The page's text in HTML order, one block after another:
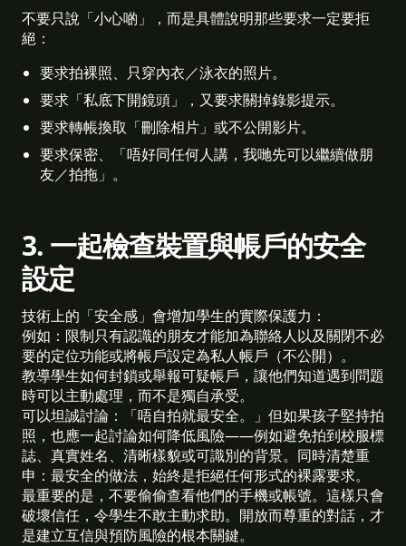
不要只說「小心啲」，而是具體說明那些要求一定要拒
絕：
要求拍裸照、只穿內衣／泳衣的照片。
要求「私底下開鏡頭」，又要求關掉錄影提示。
要求轉帳換取「刪除相片」或不公開影片。
要求保密、「唔好同任何人講，我哋先可以繼續做朋
友／拍拖」。
3. 一起檢查裝置與帳戶的安全
設定
技術上的「安全感」會增加學生的實際保護力：
例如：限制只有認識的朋友才能加為聯絡人以及關閉不必
要的定位功能或將帳戶設定為私人帳戶（不公開）。
教導學生如何封鎖或舉報可疑帳戶，讓他們知道遇到問題
時可以主動處理，而不是獨自承受。
可以坦誠討論：「唔自拍就最安全。」但如果孩子堅持拍
照，也應一起討論如何降低風險——例如避免拍到校服標
誌、真實姓名、清晰樣貌或可識別的背景。同時清楚重
申：最安全的做法，始終是拒絕任何形式的裸露要求。
最重要的是，不要偷偷查看他們的手機或帳號。這樣只會
破壞信任，令學生不敢主動求助。開放而尊重的對話，才
是建立互信與預防風險的根本關鍵。